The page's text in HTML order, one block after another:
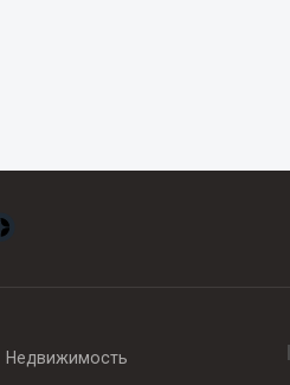
Недвижимость